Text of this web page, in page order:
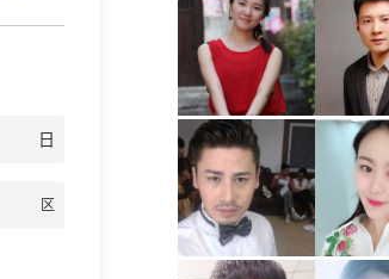
155cm。我在惠州工作，月收入在3001到5000元之间，拥
活中，我特别喜欢美妆护肤，这让我感觉更加自信和舒适
和感受。在感情方面，我情绪稳定，能够理性处理各
打招呼
日
区